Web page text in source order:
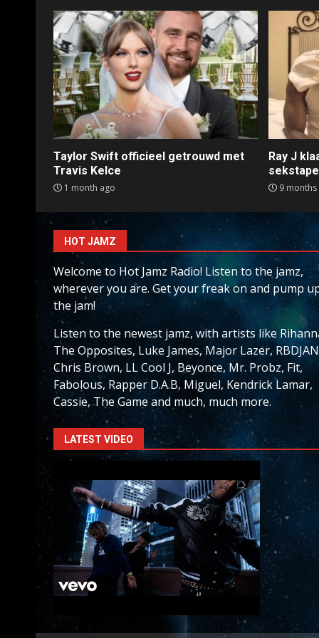
Taylor Swift officieel getrouwd met
Travis Kelce
1 month ago
Ray J
sekstape
9 months
HOT JAMZ
Welcome to Hot Jamz Radio! Listen to the jamz,
wherever you are. Get your freak on and pump
the jam!
Listen to the newest jamz, with artists like
The Opposites, Luke James, Major Lazer,
Chris Brown, LL Cool J, Beyonce, Mr. Probz, Fit,
Fabolous, Rapper D.A.B, Miguel, Kendrick Lamar,
Cassie, The Game and much, much more.
LATEST VIDEO